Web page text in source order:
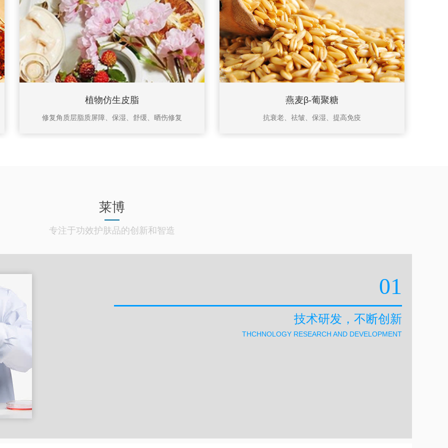
植物仿生皮脂
修复角质层脂质屏障、保湿、舒缓、晒伤修复
燕麦β-葡聚糖
抗衰老、祛皱、保湿、提高免疫
莱博
专注于功效护肤品的创新和智造
01
技术研发，不断创新
THCHNOLOGY RESEARCH AND DEVELOPMENT